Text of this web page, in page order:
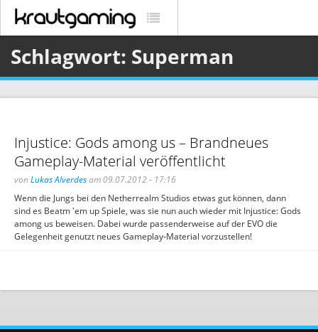
Schlagwort: Superman
Injustice: Gods among us – Brandneues
Gameplay-Material veröffentlicht
von Lukas Alverdesam 09.07.2012 - 17:16
Wenn die Jungs bei den Netherrealm Studios etwas gut können, dann
sind es Beatm 'em up Spiele, was sie nun auch wieder mit Injustice: Gods
among us beweisen. Dabei wurde passenderweise auf der EVO die
Gelegenheit genutzt neues Gameplay-Material vorzustellen!